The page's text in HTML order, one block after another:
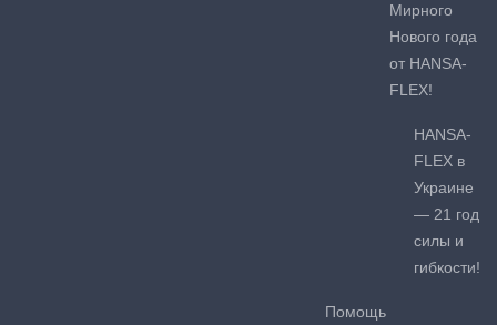
Мирного
Нового года
от HANSA-
FLEX!
HANSA-
FLEX в
Украине
— 21 год
силы и
гибкости!
Помощь